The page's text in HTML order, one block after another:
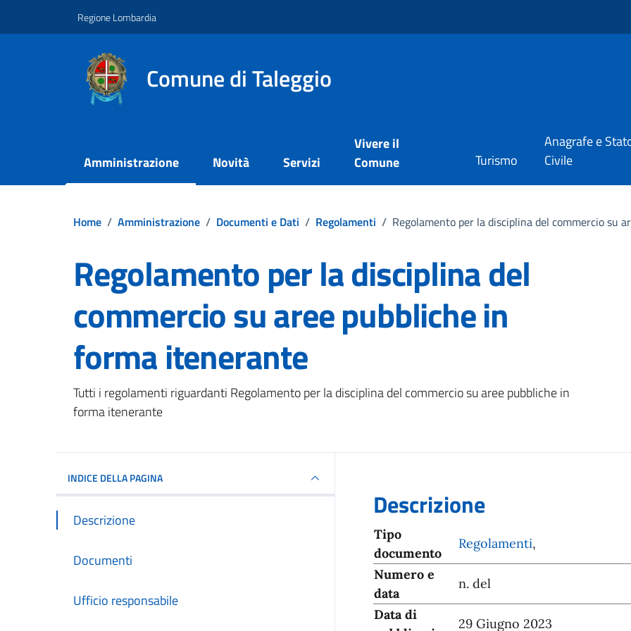
Regione Lombardia
Comune di Taleggio
Amministrazione Novità Servizi
Vivere il
Comune
Turismo
Anagrafe e
Civile
Home / Amministrazione / Documenti e Dati / Regolamenti / Regolamento per la disciplina del commercio su
Regolamento per la disciplina del
commercio su aree pubbliche in
forma itenerante
Dettagli del documento
Tutti i regolamenti riguardanti Regolamento per la disciplina del commercio su aree pubbliche in
forma itenerante
INDICE DELLA PAGINA
Descrizione
Documenti
Ufficio responsabile
Descrizione
Tipo
documento
Regolamenti,
Numero e
data
n. del
Data di
29 Giugno 2023